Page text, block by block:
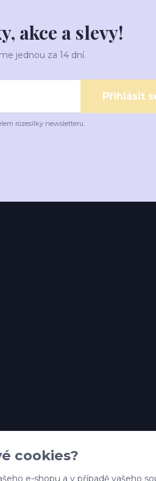
akce a slevy!
jednou za 14 dní.
Přihlásit
rozesílky newsletteru.
cookies?
e-shopu a v případě vašeho